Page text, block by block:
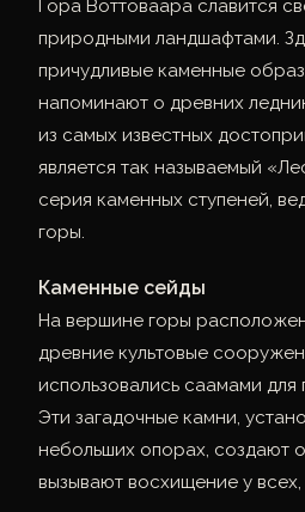
Гора Воттоваара славится
природными ландшафтами.
причудливые каменные
напоминают о древних
из самых известных
является так называемый
серия каменных ступеней,
горы.
Каменные сейды
На вершине горы
древние культовые
использовались саамами
Эти загадочные камни,
небольших опорах, создают
вызывают восхищение у всех,